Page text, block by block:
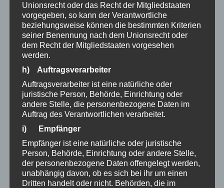
Sternkopf-Engel Black Beauty, stehend, elektrisch (100
cm, 220 V)
1.860,00€
Unionsrecht oder das Recht der Mitgliedstaaten
vorgegeben, so kann der Verantwortliche
beziehungsweise können die bestimmten Kriterien
seiner Benennung nach dem Unionsrecht oder
dem Recht der Mitgliedstaaten vorgesehen
werden.
h) Auftragsverarbeiter
Auftragsverarbeiter ist eine natürliche oder
juristische Person, Behörde, Einrichtung oder
andere Stelle, die personenbezogene Daten im
Auftrag des Verantwortlichen verarbeitet.
i) Empfänger
Empfänger ist eine natürliche oder juristische
Person, Behörde, Einrichtung oder andere Stelle,
der personenbezogene Daten offengelegt werden,
unabhängig davon, ob es sich bei ihr um einen
Dritten handelt oder nicht. Behörden, die im